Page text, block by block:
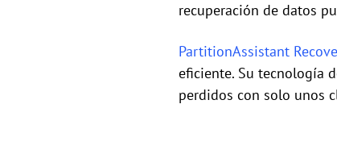
recuperación de datos
PartitionAssistant
eficiente. Su tecnología
perdidos con solo unos